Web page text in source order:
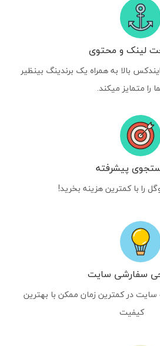
لینک و محتوی
بالا به همراه یک برندینگ بینظیر
را متمایز میکند.
پیشرفته
را با کمترین هزینه بخرید!
سفارشی سایت
سایت در کمترین زمان ممکن با بهترین
کیفیت